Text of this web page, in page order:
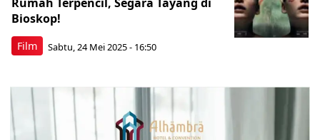
Film
Bioskop!
Sabtu, 24 Mei 2025 - 16:50